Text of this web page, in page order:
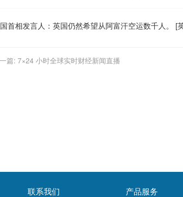
首相发言人： 英国仍然希望从阿富汗空运数千人。 [
篇: 7×24 小时全球实时财经新闻直播
联系我们 产品服务